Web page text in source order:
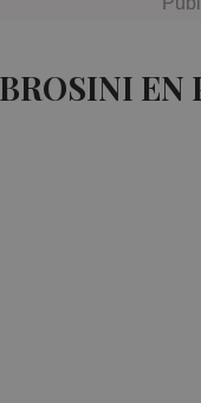
EN